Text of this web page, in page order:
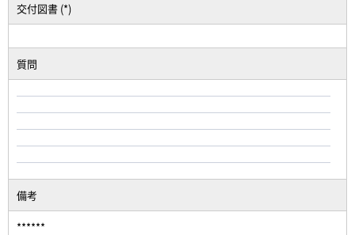
交付図書 (*)
質問
備考
******